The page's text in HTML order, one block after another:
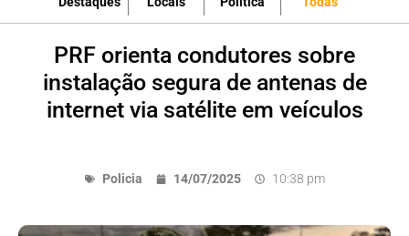
PRF orienta condutores sobre
instalação segura de antenas de
internet via satélite em veículos
Policia 14/07/2025 10:38 pm